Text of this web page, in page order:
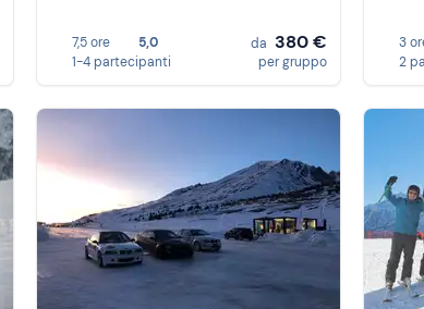
7,5 ore
5,0
1-4 partecipanti
da 380 €
per gruppo
3
2